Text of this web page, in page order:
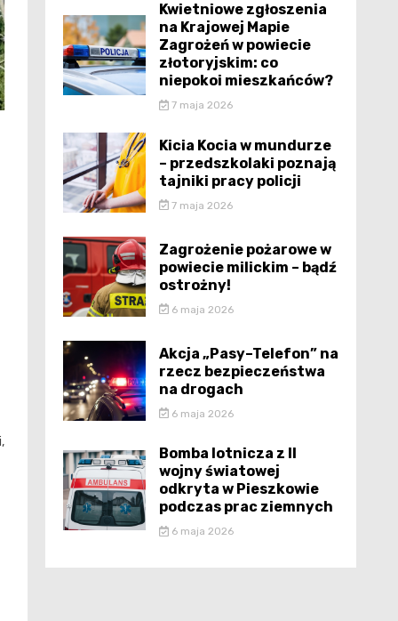
Kwietniowe zgłoszenia
na Krajowej Mapie
Zagrożeń w powiecie
złotoryjskim: co
niepokoi mieszkańców?
7 maja 2026
Kicia Kocia w mundurze
– przedszkolaki poznają
tajniki pracy policji
7 maja 2026
Zagrożenie pożarowe w
powiecie milickim – bądź
ostrożny!
6 maja 2026
Akcja „Pasy–Telefon” na
rzecz bezpieczeństwa
na drogach
6 maja 2026
Bomba lotnicza z II
wojny światowej
odkryta w Pieszkowie
podczas prac ziemnych
6 maja 2026